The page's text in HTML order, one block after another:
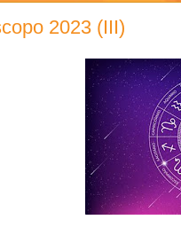
2023 (III)